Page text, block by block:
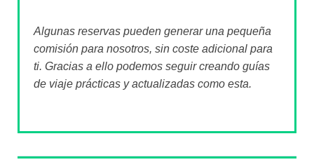
Algunas reservas pueden generar una pequeña
comisión para nosotros, sin coste adicional para
ti. Gracias a ello podemos seguir creando guías
de viaje prácticas y actualizadas como esta.